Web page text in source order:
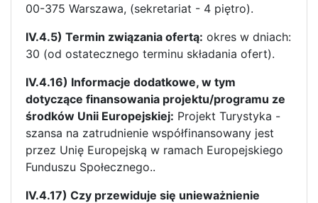
00-375 Warszawa, (sekretariat - 4 piętro).
IV.4.5) Termin związania ofertą: okres w dniach:
30 (od ostatecznego terminu składania ofert).
IV.4.16) Informacje dodatkowe, w tym
dotyczące finansowania projektu/programu ze
środków Unii Europejskiej: Projekt Turystyka -
szansa na zatrudnienie współfinansowany jest
przez Unię Europejską w ramach Europejskiego
Funduszu Społecznego..
IV.4.17) Czy przewiduje się unieważnienie